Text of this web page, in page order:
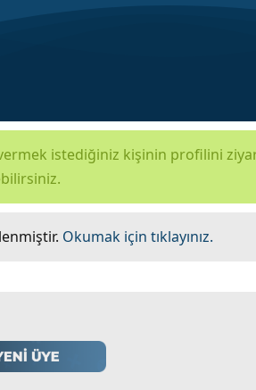
istediğiniz kişinin profilini
Okumak için tıklayınız.